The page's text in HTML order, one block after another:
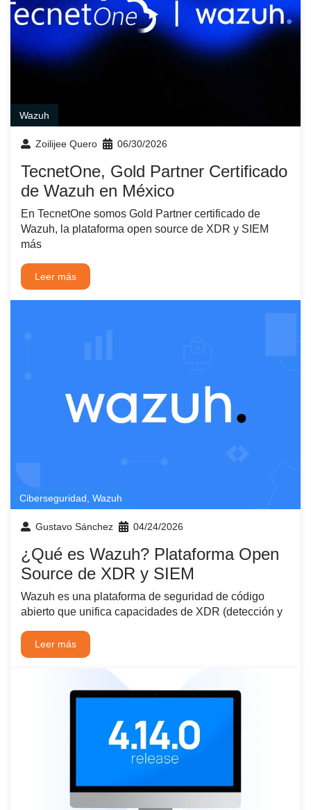
Wazuh
Zoilijee Quero 06/30/2026
TecnetOne, Gold Partner Certificado
de Wazuh en México
En TecnetOne somos Gold Partner certificado de
Wazuh, la plataforma open source de XDR y SIEM
más
Leer más
Ciberseguridad, Wazuh
Gustavo Sánchez 04/24/2026
¿Qué es Wazuh? Plataforma Open
Source de XDR y SIEM
Wazuh es una plataforma de seguridad de código
abierto que unifica capacidades de XDR (detección y
Leer más